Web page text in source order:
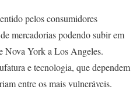
pelos consumidores
mercadorias podendo subir em
Nova York a Los Angeles.
e tecnologia, que dependem
entre os mais vulneráveis.